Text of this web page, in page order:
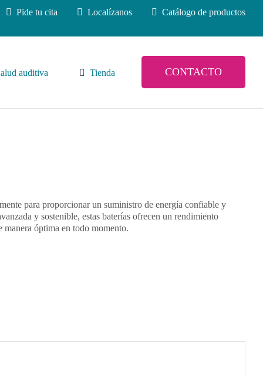
Pide tu cita Localízanos Catálogo de productos
auditiva Tienda CONTACTO
para proporcionar un suministro de energía confiable y
y sostenible, estas baterías ofrecen un rendimiento
manera óptima en todo momento.